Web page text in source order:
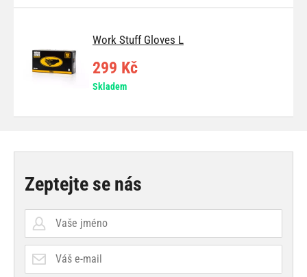
Work Stuff Gloves L
299 Kč
Skladem
Zeptejte se nás